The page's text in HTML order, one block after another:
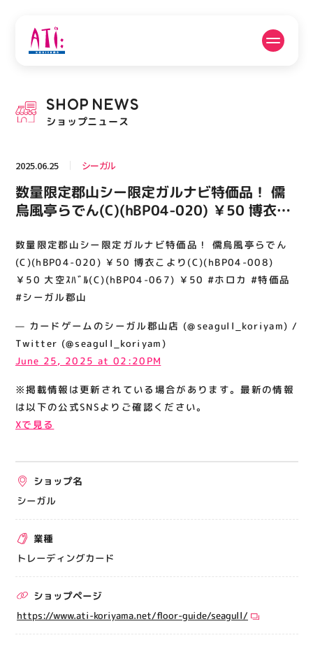
PICK UP NEWS
ピックアップニュース
フロアガイド 営業時間
ACCESS
アクセス・駐車場
RECRUIT
スタッフ募集
関連情報
お知らせ
プライバシーポリシー
サイトポリシー
出店をご検討の方へ
テナント出店募集
催事出店募集
アティビジョンについて
SHOP NEWS
ショップニュース
2025.06.25 シーガル
数量限定郡山シー限定ガルナビ特価品！ 儒
烏風亭らでん(C)(hBP04-020) ￥50 博衣こ
(hBP04-067) ￥50 #ホロカ #特価品 #シー
ガル郡山
数量限定郡山シー限定ガルナビ特価品！ 儒烏風亭らでん
(C)(hBP04-020) ￥50 博衣こより(C)(hBP04-008)
￥50 大空ｽﾊﾞﾙ(C)(hBP04-067) ￥50 #ホロカ #特価品
#シーガル郡山
— カードゲームのシーガル郡山店 (@seagull_koriyam) /
Twitter (@seagull_koriyam)
June 25, 2025 at 02:20PM
※掲載情報は更新されている場合があります。最新の情報
は以下の公式SNSよりご確認ください。
Xで見る
ショップ名
シーガル
業種
トレーディングカード
ショップページ
https://www.ati-koriyama.net/floor-guide/seagull/